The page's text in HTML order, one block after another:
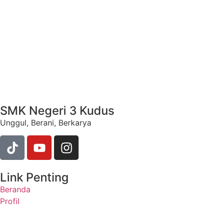
SMK Negeri 3 Kudus
Unggul, Berani, Berkarya
Link Penting
Beranda
Profil